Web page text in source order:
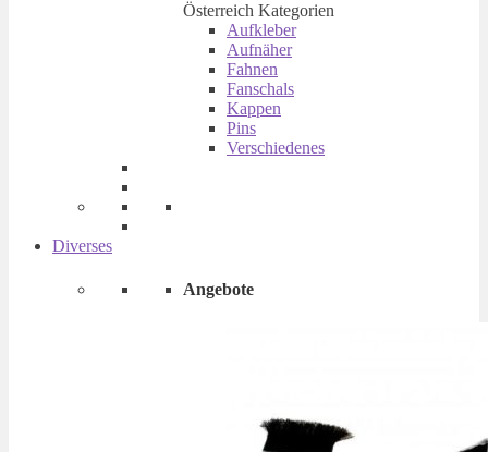
Österreich Kategorien
Aufkleber
Aufnäher
Fahnen
Fanschals
Kappen
Pins
Verschiedenes
Diverses
Angebote